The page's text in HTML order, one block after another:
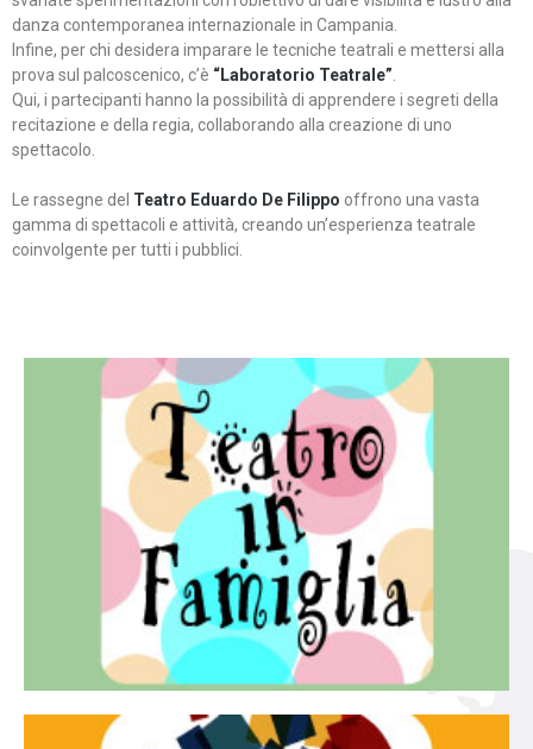
danza contemporanea internazionale in Campania.
Infine, per chi desidera imparare le tecniche teatrali e mettersi alla
prova sul palcoscenico, c’è “Laboratorio Teatrale”
Qui, i partecipanti hanno la possibilità di apprendere i segreti della
recitazione e della regia, collaborando alla creazione di uno
spettacolo.
Le rassegne del Teatro Eduardo De Filippo offrono una vasta
gamma di spettacoli e attività, creando un’esperienza teatrale
coinvolgente per tutti i pubblici.
Teatro in famiglia
Teatro In Famiglia è una rassegna di teatro concepita
per far condividere e godere del teatro all’intera
famiglia.
Continua